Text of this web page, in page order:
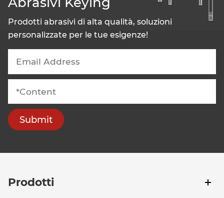
Prodotti abrasivi di alta qualità, soluzioni
personalizzate per le tue esigenze!
Submit
Prodotti